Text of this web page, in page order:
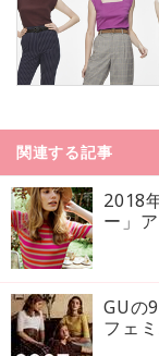
関連する記事
2018
ー」
GUの
フェ